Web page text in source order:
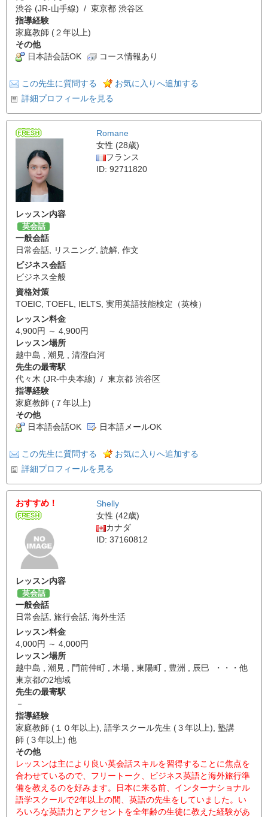
渋谷 (JR-山手線) / 東京都 渋谷区
指導経験
家庭教師 (２年以上)
その他
日本語会話OK
コース情報あり
この先生に質問する
お気に入りへ追加する
詳細プロフィールを見る
Romane
女性 (28歳)
フランス
ID: 92711820
レッスン内容
英会話
一般会話
日常会話
リスニング 読解 作文
ビジネス会話
ビジネス全般
資格対策
TOEIC TOEFL IELTS 実用英語技能検定（英検）
レッスン料金
4,900円 ～ 4,900円
レッスン場所
越中島 , 潮見 , 清澄白河
先生の最寄駅
代々木 (JR-中央本線) / 東京都 渋谷区
指導経験
家庭教師 (７年以上)
その他
日本語会話OK
日本語メールOK
この先生に質問する
お気に入りへ追加する
詳細プロフィールを見る
おすすめ！
Shelly
女性 (42歳)
カナダ
ID: 37160812
レッスン内容
英会話
一般会話
日常会話 旅行会話 海外生活
レッスン料金
4,000円 ～ 4,000円
レッスン場所
越中島 , 潮見 , 門前仲町 , 木場 , 東陽町 , 豊洲 , 辰巳 ・・・他
東京都の2地域
先生の最寄駅
－
指導経験
家庭教師 (１０年以上), 語学スクール先生 (３年以上), 塾講
師 (３年以上) 他
その他
レッスンは主により良い英会話スキルを習得することに焦点を
合わせているので、フリートーク、ビジネス英語と海外旅行準
備を教えるのを好みます。日本に来る前、インターナショナル
語学スクールで2年以上の間、英語の先生をしていました。い
ろいろな英語力とアクセントを全年齢の生徒に教えた経験があ